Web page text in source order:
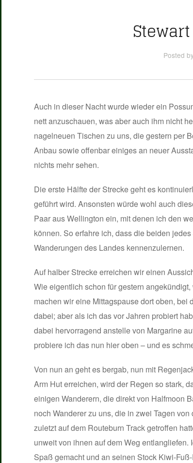
Posted
Auch in dieser Nacht wurde wieder ein
nett anzuschauen, was aber auch ihm nicht
nagelneuen Tischen zu uns, die gestern per
Anbau sowie offenbar einiges an neuer
nichts mehr sehen.
Die erste Hälfte der Strecke geht es
geführt wird. Ansonsten würde wohl auch
Paar aus Wellington ein, mit denen ich den
können. So erfahre ich, dass die beiden
Wanderungen des Landes kennenzulernen.
Auf halber Strecke erreichen wir einen
Wie eigentlich schon für gestern
machen wir eine Mittagspause dort oben,
dabei; aber als ich das vor Jahren probiert
dabei hervorragend anstelle von Margarine
probiere ich das nun hier oben – und es
Von nun an geht es bergab, nun mit
Arm Hut erreichen, wird der Regen so stark,
einigen Wanderern, die direkt von Halfmoon
noch Wanderer zu uns, die in zwei Tagen
zuletzt auf dem Routeburn Track getroffen
unweit von ihnen auf dem Weg
Spaß gemacht und an seinen Stock Kiwi-